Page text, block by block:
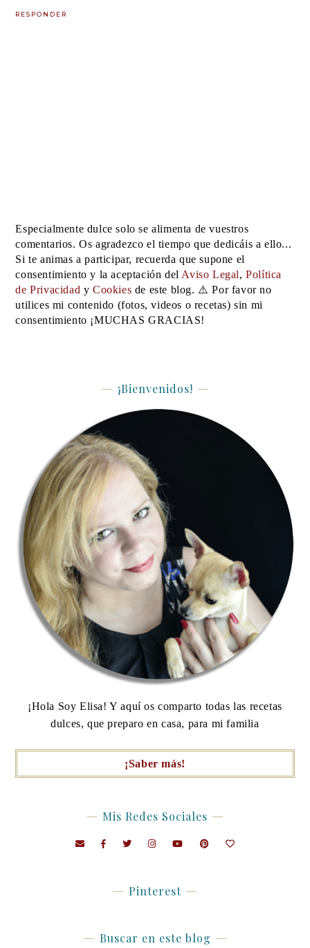
RESPONDER
Especialmente dulce solo se alimenta de vuestros
comentarios. Os agradezco el tiempo que dedicáis a ello...
Si te animas a participar, recuerda que supone el
consentimiento y la aceptación delAviso Legal,Política
de Privacidad yCookies de este blog. ⚠️ Por favor no
utilices mi contenido (fotos, videos o recetas) sin mi
consentimiento ¡MUCHAS GRACIAS!
¡Bienvenidos!
¡Hola Soy Elisa! Y aquí os comparto todas las recetas
dulces, que preparo en casa, para mi familia
¡Saber más!
Mis Redes Sociales
Pinterest
Buscar en este blog